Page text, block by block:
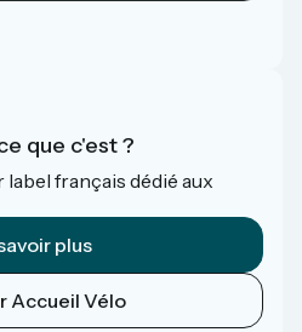
que c'est ?
label français dédié aux
plus
Accueil Vélo